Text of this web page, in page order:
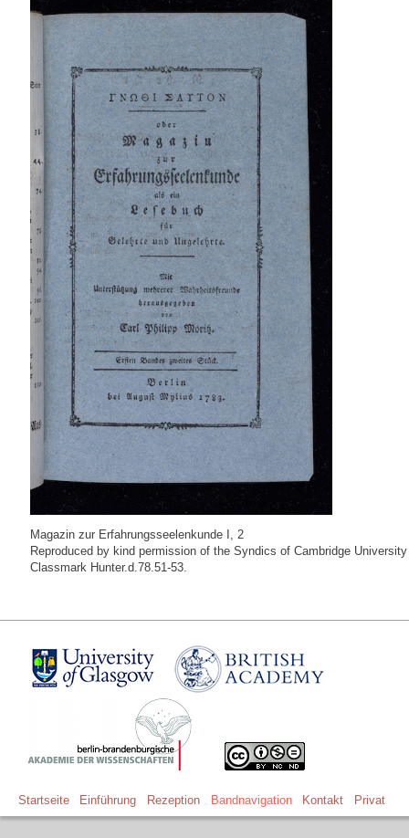
Magazin zur Erfahrungsseelenkunde I, 2
Reproduced by kind permission of the Syndics of Cambridge
Classmark Hunter.d.78.51-53.
Startseite Einführung Rezeption Bandnavigation Kontakt Privat